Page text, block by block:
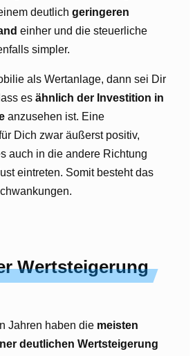
deutlich geringeren
einher und die steuerliche
simpler.
als Wertanlage, dann sei Dir
es ähnlich der Investition in
anzusehen ist. Eine
Dich zwar äußerst positiv,
auch in die andere Richtung
eintreten. Somit besteht das
Wertsteigerung
Jahren haben die meisten
deutlichen Wertsteigerung